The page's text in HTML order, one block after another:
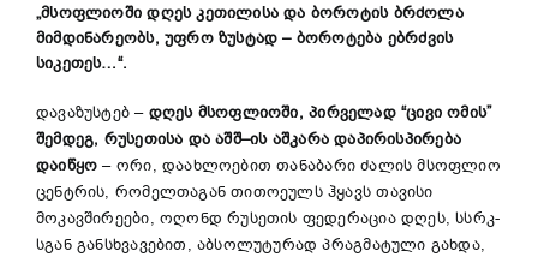
„მსოფლიოში დღეს კეთილისა და ბოროტის ბრძოლა
მიმდინარეობს, უფრო ზუსტად – ბოროტება ებრძვის
სიკეთეს…“.
დავაზუსტებ – დღეს მსოფლიოში,პირველად“ცივი ომის”
შემდეგ, რუსეთისა და აშშ–ის აშკარა დაპირისპირება
დაიწყო – ორი, დაახლოებით თანაბარი ძალის მსოფლიო
ცენტრის, რომელთაგან თითოეულს ჰყავს თავისი
მოკავშირეები, ოღონდ რუსეთის ფედერაცია დღეს, სსრკ-
სგან განსხვავებით, აბსოლუტურად პრაგმატული გახდა,